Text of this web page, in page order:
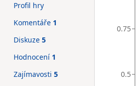
0.5
0.75
Profil hry
Komentáře 1
Diskuze 5
Hodnocení 1
Zajímavosti 5